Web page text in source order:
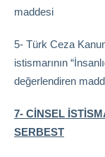
maddesi
5- Türk Ceza
istismarının
değerlendiren
7- CİNSEL
SERBEST